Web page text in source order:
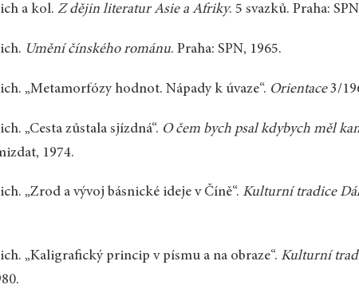
a kol.Z dějin literatur Asie a Afriky. 5 svazků. Praha:
Umění čínského románu. Praha: SPN, 1965.
„Metamorfózy hodnot. Nápady k úvaze“. Orientace3/
„Cesta zůstala sjízdná“. O čem bych psal kdybych měl
1974.
„Zrod a vývoj básnické ideje v Číně“. Kulturní tradice
„Kaligrafický princip v písmu a na obraze“. Kulturní